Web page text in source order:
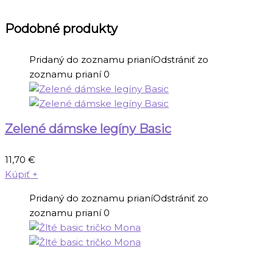
Podobné produkty
Pridaný do zoznamu prianíOdstrániť zo
zoznamu prianí 0
Zelené dámske legíny Basic
11,70 €
Kúpiť +
Pridaný do zoznamu prianíOdstrániť zo
zoznamu prianí 0